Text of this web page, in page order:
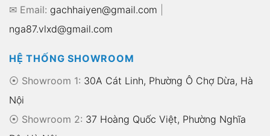
✉ Email: gachhaiyen@gmail.com
nga87.vlxd@gmail.com
HỆ THỐNG SHOWROOM
⦿ Showroom 1: 30A Cát Linh, Phường Ô Chợ Dừa, Hà
Nội
⦿ Showroom 2: 37 Hoàng Quốc Việt, Phường Nghĩa